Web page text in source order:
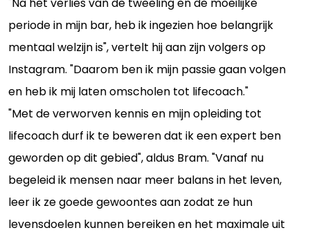
periode in mijn bar, heb ik ingezien hoe belangrijk
mentaal welzijn is", vertelt hij aan zijn volgers op
Instagram. "Daarom ben ik mijn passie gaan volgen
en heb ik mij laten omscholen tot lifecoach."
"Met de verworven kennis en mijn opleiding tot
lifecoach durf ik te beweren dat ik een expert ben
geworden op dit gebied", aldus Bram. "Vanaf nu
begeleid ik mensen naar meer balans in het leven,
leer ik ze goede gewoontes aan zodat ze hun
levensdoelen kunnen bereiken en het maximale uit